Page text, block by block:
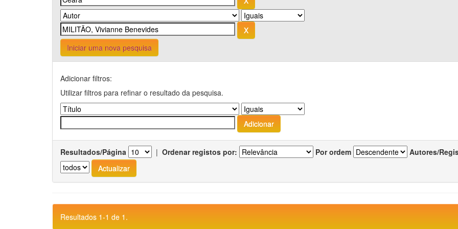
Iniciar uma nova pesquisa
Adicionar filtros:
Utilizar filtros para refinar o resultado da pesquisa.
Resultados/Página | Ordenar registos por: Por ordem Autores/
Resultados 1-1 de 1.